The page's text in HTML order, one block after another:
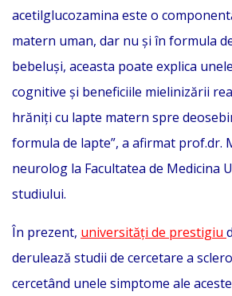
acetilglucozamina este o
matern uman, dar nu și în formula
bebeluși, aceasta poate explica
cognitive și beneficiile mielinizării
hrăniți cu lapte matern spre
formula de lapte”, a afirmat prof.dr.
neurolog la Facultatea de Medicina
studiului.
În prezent, universități de prestigiu
derulează studii de cercetare a
cercetând unele simptome ale